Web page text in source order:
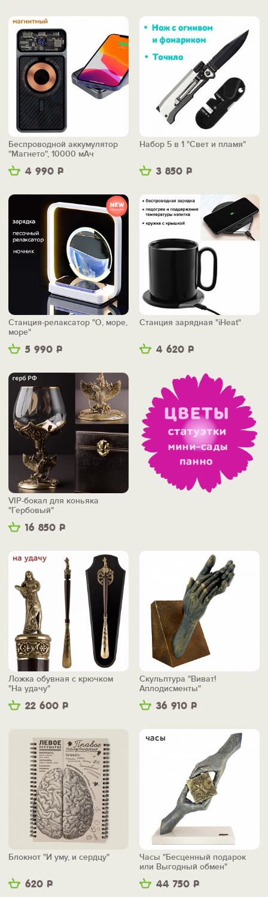
4 990 Р
Беспроводной аккумулятор
"Магнето", 10000 мАч
3 850 Р
Набор 5 в 1 "Свет и пламя"
5 990 Р
Станция-релаксатор "О, море,
море"
4 620 Р
Станция зарядная "iHeat"
16 850 Р
VIP-бокал для коньяка
"Гербовый"
22 600 Р
Ложка обувная с крючком
"На удачу"
36 910 Р
Скульптура "Виват!
Аплодисменты"
620 Р
Блокнот "И уму, и сердцу"
44 750 Р
Часы "Бесценный подарок
или Выгодный обмен"